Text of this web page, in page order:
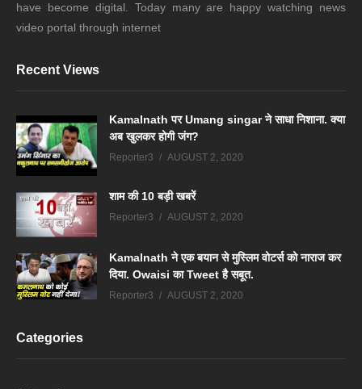
have become digital. Today many are happy watching news
video portal through internet
Recent Views
Kamalnath पर Umang singar ने साधा निशाना. क्या
अब खुलकर होगी जंग?
Reporter3 AUGUST 2, 2020
शाम की 10 बड़ी खबरें
Reporter3 AUGUST 2, 2020
Kamalnath ने एक बयान से मुस्लिम वोटर्स को नाराज कर
दिया. Owaisi का Tweet है सबूत.
Reporter3 AUGUST 2, 2020
Categories